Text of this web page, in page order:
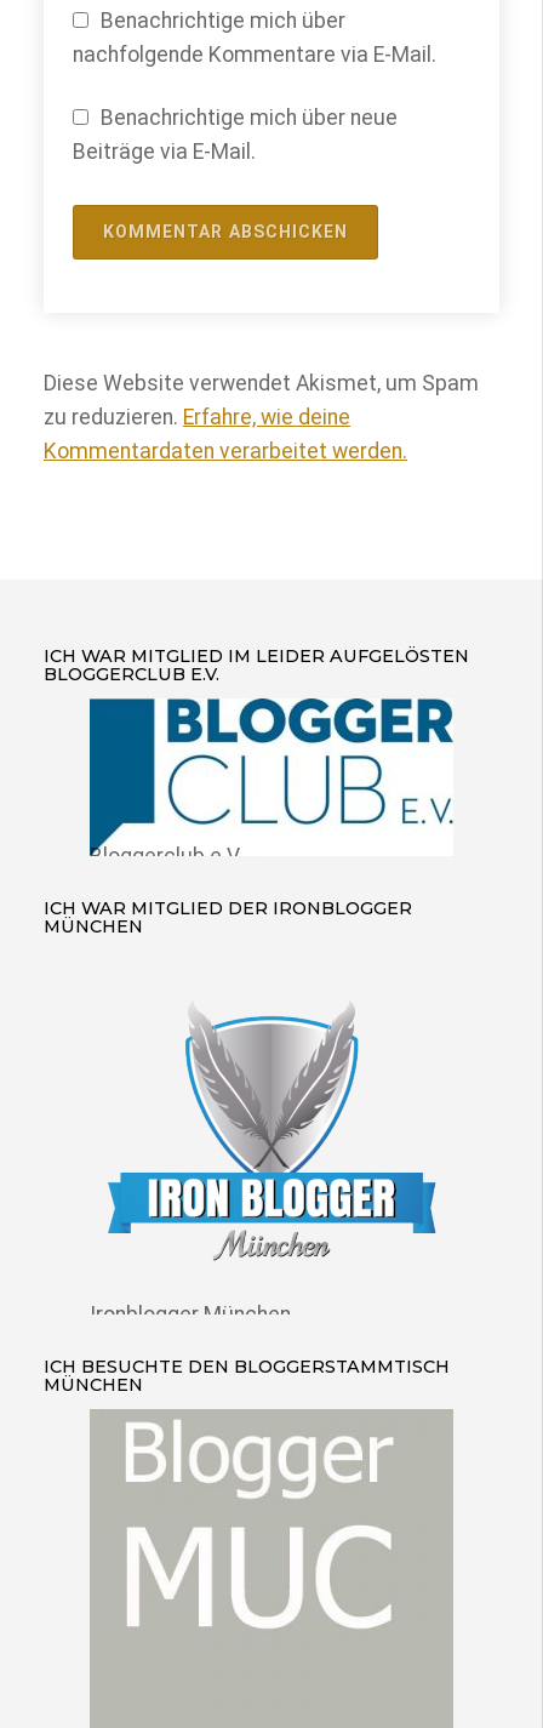
Benachrichtige mich über
nachfolgende Kommentare via E-Mail.
Benachrichtige mich über neue
Beiträge via E-Mail.
Diese Website verwendet Akismet, um Spam
zu reduzieren. Erfahre, wie deine
Kommentardaten verarbeitet werden.
ICH WAR MITGLIED IM LEIDER AUFGELÖSTEN
BLOGGERCLUB E.V.
Bloggerclub e.V.
ICH WAR MITGLIED DER IRONBLOGGER
MÜNCHEN
Ironblogger München
ICH BESUCHTE DEN BLOGGERSTAMMTISCH
MÜNCHEN